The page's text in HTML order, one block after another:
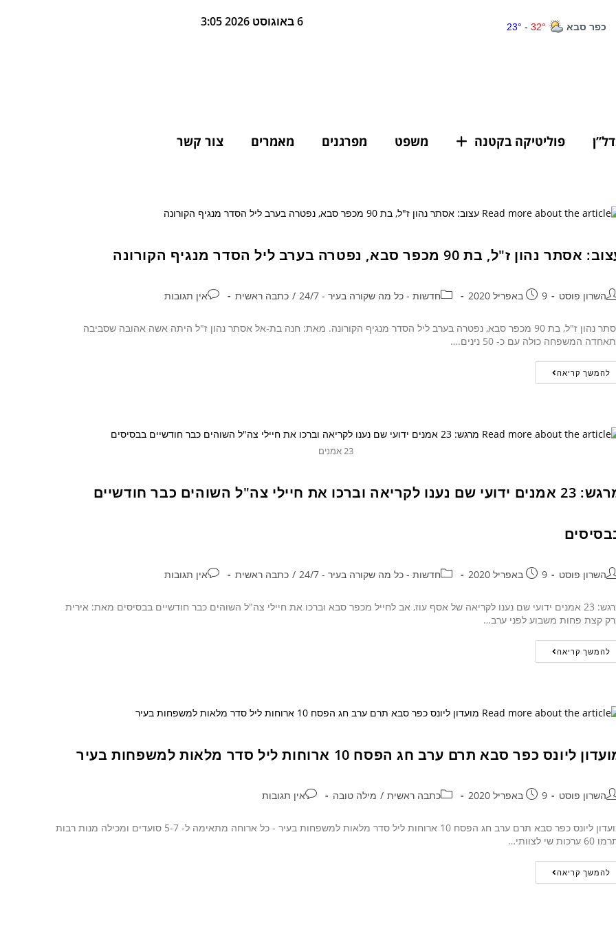
6 באוגוסט 2026 3:05
פוליטיקה בקטנה משפט מפרגנים מאמרים צור קשר
אסתר נהון ז"ל, בת 90 מכפר סבא, נפטרה בערב ליל הסדר מנגיף הקורונה
השרון פוסט 9 באפריל 2020 חדשות - כל מה שקורה בעיר - 24/7 / כתבה ראשית אין תגובות
אסתר נהון ז"ל, בת 90 מכפר סבא, נפטרה בערב ליל הסדר מנגיף הקורונה. מאת: חנה בת-אל אסתר נהון ז"ל היתה אשה אהובה שסביבה
המשפחה כולה עם כ- 50 נינים.…
להמשך קריאה
23 אמנים
מרגש: 23 אמנים ידועי שם נענו לקריאה וברכו את חיילי צה"ל השוהים כבר חודשיים
השרון פוסט 9 באפריל 2020 חדשות - כל מה שקורה בעיר - 24/7 / כתבה ראשית אין תגובות
מרגש: 23 אמנים ידועי שם נענו לקריאה של אסף עוז, אב לחייל מכפר סבא וברכו את חיילי צה"ל השוהים כבר חודשיים בבסיסים מאת: אירית
קצת פחות משבוע לפני ערב…
להמשך קריאה
ליונס כפר סבא תרם ערב חג הפסח 10 ארוחות ליל סדר מלאות למשפחות בעיר
השרון פוסט 9 באפריל 2020 כתבה ראשית / מילה טובה אין תגובות
מועדון ליונס כפר סבא תרם ערב חג הפסח 10 ארוחות ליל סדר מלאות למשפחות בעיר - כל ארוחה מתאימה ל- 5-7 סועדים ומכילה מנות רבות
ערכות שי לצוותי…
להמשך קריאה